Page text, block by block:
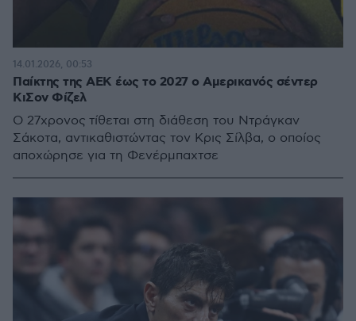
Παίκτης της ΑΕΚ έως το 2027 ο Αμερικανός σέντερ
ΚιΣον Φίζελ
Ο 27χρονος τίθεται στη διάθεση του Ντράγκαν
Σάκοτα, αντικαθιστώντας τον Κρις Σίλβα, ο οποίος
αποχώρησε για τη Φενέρμπαχτσε
14.01.2026, 00:53